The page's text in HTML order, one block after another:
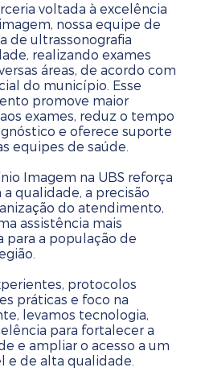
voltada à excelência
nossa equipe de
de ultrassonografia
realizando exames
áreas, de acordo com
do município. Esse
promove maior
exames, reduz o tempo
e oferece suporte
equipes de saúde.
Imagem na UBS reforça
qualidade, a precisão
do atendimento,
assistência mais
para a população de
protocolos
práticas e foco na
levamos tecnologia,
para fortalecer a
e ampliar o acesso a um
e de alta qualidade.